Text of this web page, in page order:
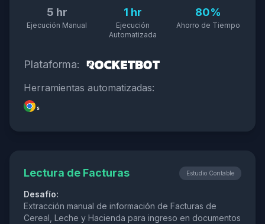
5 hr
Ejecución Manual
1 hr
Ejecución
Automatizada
80%
Ahorro de Tiempo
Plataforma:
Herramientas automatizadas:
Lectura de Facturas Estudio Contable
Desafío:
Extracción manual de información de Facturas de
Cereal, Leche y Hacienda para ingreso en documentos